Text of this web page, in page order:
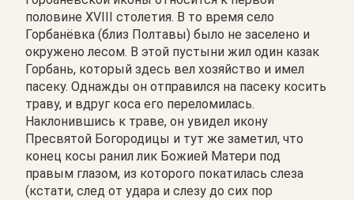
половине ХVIII столетия. В то время село
Горбанёвка (близ Полтавы) было не заселено и
окружено лесом. В этой пустыни жил один казак
Горбань, который здесь вел хозяйство и имел
пасеку. Однажды он отправился на пасеку косить
траву, и вдруг коса его переломилась.
Наклонившись к траве, он увидел икону
Пресвятой Богородицы и тут же заметил, что
конец косы ранил лик Божией Матери под
правым глазом, из которого покатилась слеза
(кстати, след от удара и слезу до сих пор